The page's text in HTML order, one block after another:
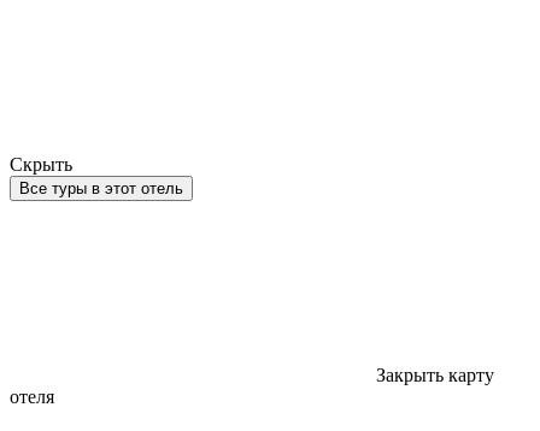
Скрыть
Все туры в этот отель
Закрыть карту
отеля